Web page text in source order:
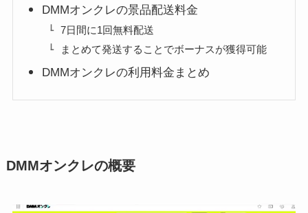
DMMオンクレの景品配送料金
7日間に1回無料配送
まとめて発送することでボーナスが獲得可能
DMMオンクレの利用料金まとめ
DMMオンクレの概要